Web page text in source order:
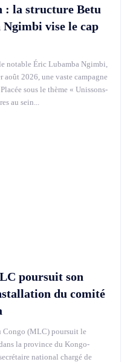
: la structure Betu
vise le cap
notable Éric Lubamba Ngimbi,
2026, une vaste campagne
sous le thème « Unissons-
au sein...
poursuit son
du comité
Congo (MLC) poursuit le
la province du Kongo-
national chargé de